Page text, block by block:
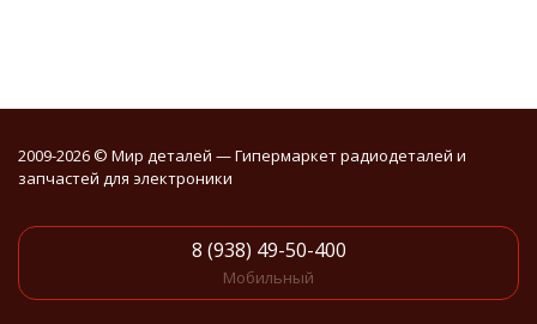
2009-2026 © Мир деталей — Гипермаркет радиодеталей и
запчастей для электроники
8 (938) 49-50-400
Мобильный